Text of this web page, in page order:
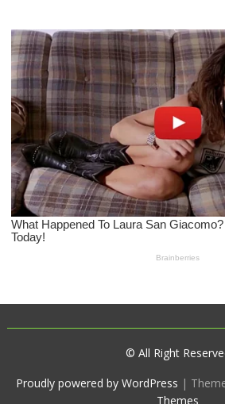
© All Right
Proudly powered by WordPress |
Themes